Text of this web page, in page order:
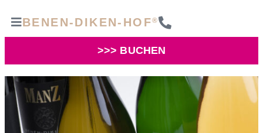
BENEN-DIKEN-HOF®
>>> BUCHEN